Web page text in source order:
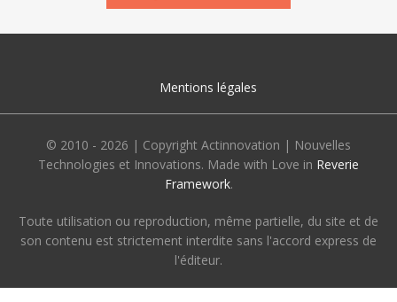
Mentions légales
© 2010 - 2026 | Copyright Actinnovation | Nouvelles
Technologies et Innovations. Made with Love in Reverie
Framework.
Toute utilisation ou reproduction, même partielle, du site et de
son contenu est strictement interdite sans l'accord express de
l'éditeur.